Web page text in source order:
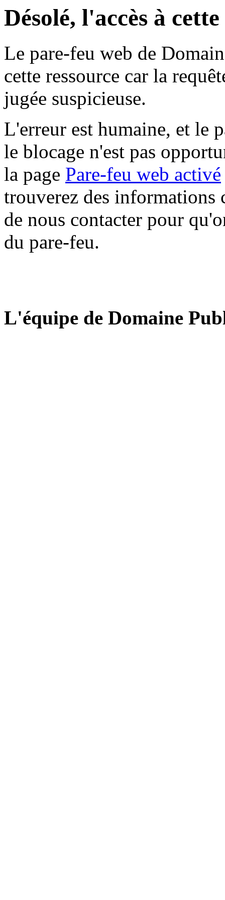
Désolé, l'accès à
Le pare-feu web de
cette ressource car la
jugée suspicieuse.
L'erreur est humaine, et le
le blocage n'est pas
la page Pare-feu web activé
trouverez des informations
de nous contacter pour
du pare-feu.
L'équipe de Domaine